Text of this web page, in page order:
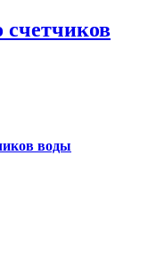
счетчиков
воды